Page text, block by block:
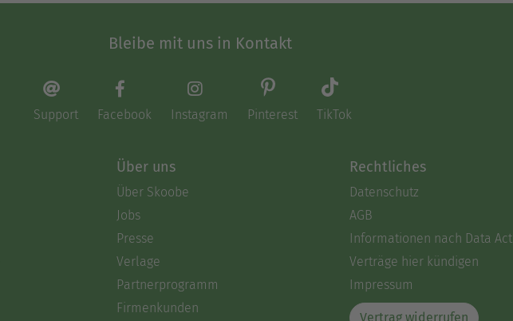
Bleibe mit uns in Kontakt
Support Facebook Instagram Pinterest TikTok
Über uns
Über Skoobe
Jobs
Presse
Verlage
Partnerprogramm
Firmenkunden
Rechtliches
Datenschutz
AGB
Informationen nach Data Act
Verträge hier kündigen
Impressum
Vertrag widerrufen